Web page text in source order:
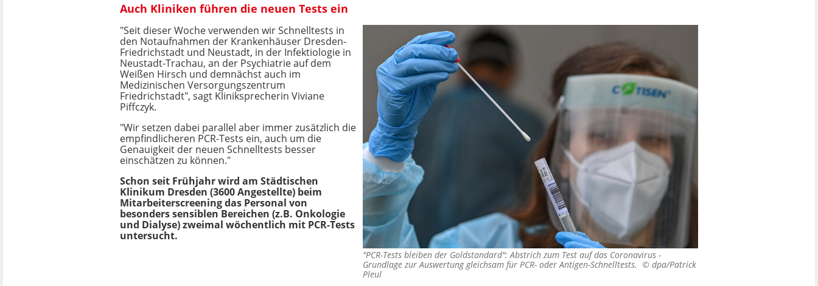
Auch Kliniken führen die neuen Tests ein
"PCR-Tests bleiben der Goldstandard": Abstrich zum Test auf das Coronavirus -
Grundlage zur Auswertung gleichsam für PCR- oder Antigen-Schnelltests. © dpa/Patrick
Pleul
"Seit dieser Woche verwenden wir Schnelltests in
den Notaufnahmen der Krankenhäuser Dresden-
Friedrichstadt und Neustadt, in der Infektiologie in
Neustadt-Trachau, an der Psychiatrie auf dem
Weißen Hirsch und demnächst auch im
Medizinischen Versorgungszentrum
Friedrichstadt", sagt Kliniksprecherin Viviane
Piffczyk.
"Wir setzen dabei parallel aber immer zusätzlich die
empfindlicheren PCR-Tests ein, auch um die
Genauigkeit der neuen Schnelltests besser
einschätzen zu können."
Schon seit Frühjahr wird am Städtischen
Klinikum Dresden (3600 Angestellte) beim
Mitarbeiterscreening das Personal von
besonders sensiblen Bereichen (z.B. Onkologie
und Dialyse) zweimal wöchentlich mit PCR-Tests
untersucht.